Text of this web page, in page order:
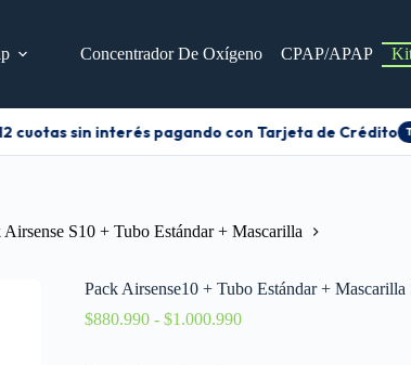
Concentrador De Oxígeno CPAP/APAP
cuotas sin interés pagando con Tarjeta de Crédito
Airsense S10 + Tubo Estándar + Mascarilla
Pack Airsense10 + Tubo Estándar +
$880.990 - $1.000.990